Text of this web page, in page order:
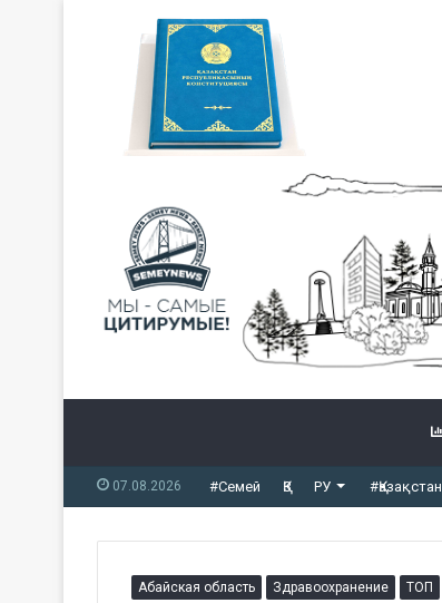
07.08.2026 #Семей ҚЗ РУ #Қазақстан
Абайская область Здравоохранение ТОП